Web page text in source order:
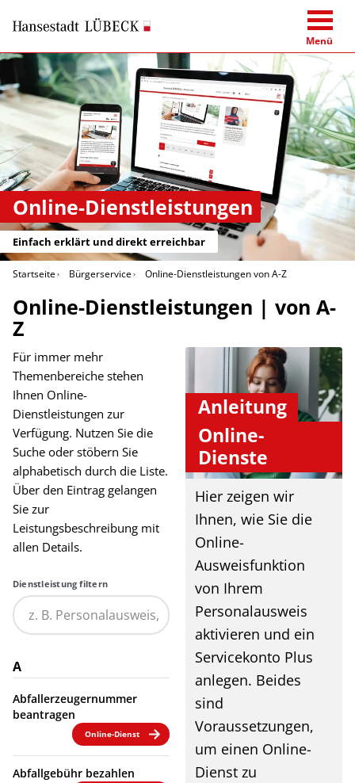
Menü
Online-Dienstleistungen
Einfach erklärt und direkt erreichbar
Startseite Bürgerservice Online-Dienstleistungen von A-Z
Online-Dienstleistungen | von A-
Z
Für immer mehr
Themenbereiche stehen
Ihnen Online-
Dienstleistungen zur
Verfügung. Nutzen Sie die
Suche oder stöbern Sie
alphabetisch durch die Liste.
Über den Eintrag gelangen
Sie zur
Leistungsbeschreibung mit
allen Details.
Dienstleistung filtern
A
Abfallerzeugernummer
beantragen
Online-Dienst
Abfallgebühr bezahlen
Anleitung
Online-
Dienste
Hier zeigen wir
Ihnen, wie Sie die
Online-
Ausweisfunktion
von Ihrem
Personalausweis
aktivieren und ein
Servicekonto Plus
anlegen. Beides
sind
Voraussetzungen,
um einen Online-
Dienst zu